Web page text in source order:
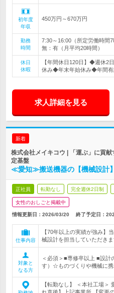
初年度
年収
450万円～670万円
勤務
時間
7:30～16:00（所定労働時間
無：有（月平均20時間）
休日
休暇
【年間休日120日】◆週休2
休み◆年末年始休み◆年間有
求人詳細を見る
新着
株式会社メイキコウ | 「運ぶ」に貢
定基盤
≪愛知≫搬送機器の【機械設計
正社員 転勤なし 完全週休2日制
女性のおしごと掲載中
情報更新日：2026/03/20 終了予定日：
仕事内容
【70年以上の実績が強み】
械設計を担当していただきま
対象と
なる方
＜必須＞■専修卒以上 ■設計
す）☆ものづくりや機械に携
【転勤なし】 ＜本社工場＞